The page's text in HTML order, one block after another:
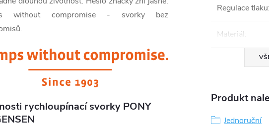
without compromise - svorky bez
rychloupínací svorky PONY
Regulace tlaku:
Materiál:
Produkt
Jednoruční